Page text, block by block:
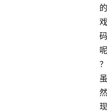
的
戏
码
呢
？
虽
然
现